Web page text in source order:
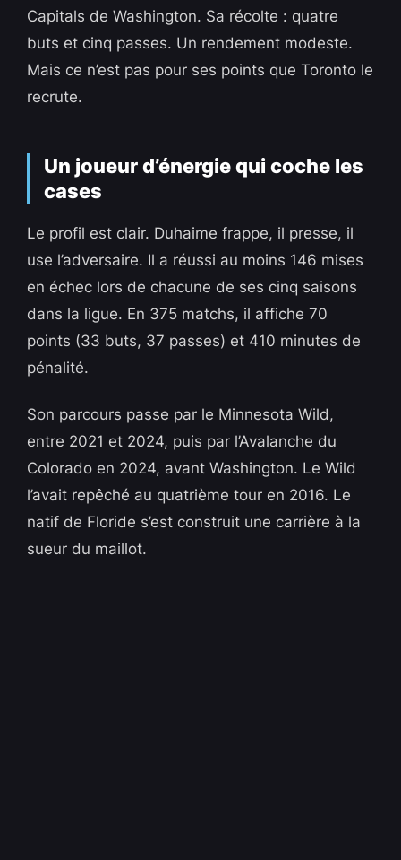
Capitals de Washington. Sa récolte : quatre
buts et cinq passes. Un rendement modeste.
Mais ce n’est pas pour ses points que Toronto le
recrute.
Un joueur d’énergie qui coche les
cases
Le profil est clair. Duhaime frappe, il presse, il
use l’adversaire. Il a réussi au moins 146 mises
en échec lors de chacune de ses cinq saisons
dans la ligue. En 375 matchs, il affiche 70
points (33 buts, 37 passes) et 410 minutes de
pénalité.
Son parcours passe par le Minnesota Wild,
entre 2021 et 2024, puis par l’Avalanche du
Colorado en 2024, avant Washington. Le Wild
l’avait repêché au quatrième tour en 2016. Le
natif de Floride s’est construit une carrière à la
sueur du maillot.